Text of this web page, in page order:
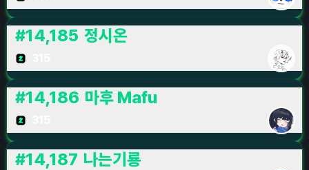
#14,185 정시온
#14,186 마후 Mafu
#14,187 나는기룡